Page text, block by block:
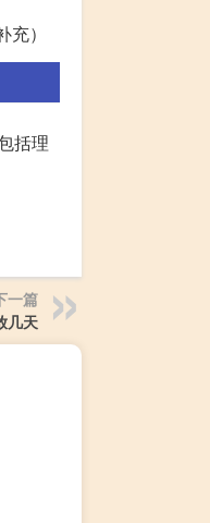
）
括理
一篇
几天